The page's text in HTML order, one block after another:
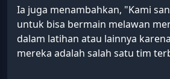
Ia juga menambahkan, "Kami
untuk bisa bermain melawan
dalam latihan atau lainnya
mereka adalah salah satu tim